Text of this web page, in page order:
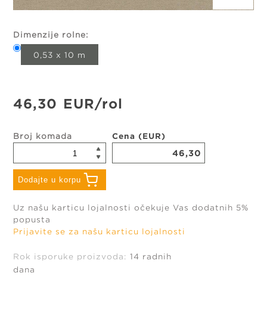
Dimenzije rolne:
0,53 x 10 m
46,30 EUR/rol
Broj komada Cena (EUR)
46,30
Dodajte u korpu
Uz našu karticu lojalnosti očekuje Vas dodatnih 5%
popusta
Prijavite se za našu karticu lojalnosti
Rok isporuke proizvoda: 14 radnih
dana
u
biste dodali proizvod u
listu omiljenih